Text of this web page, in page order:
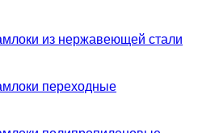
из нержавеющей стали
переходные